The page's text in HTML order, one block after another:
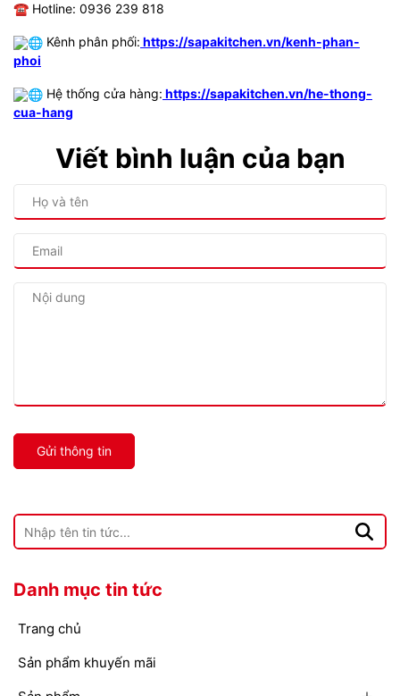
☎ Hotline: 0936 239 818
Kênh phân phối: https://sapakitchen.vn/kenh-phan-
phoi
Hệ thống cửa hàng: https://sapakitchen.vn/he-thong-
cua-hang
Viết bình luận của bạn
Gửi thông tin
Danh mục tin tức
Trang chủ
Sản phẩm khuyến mãi